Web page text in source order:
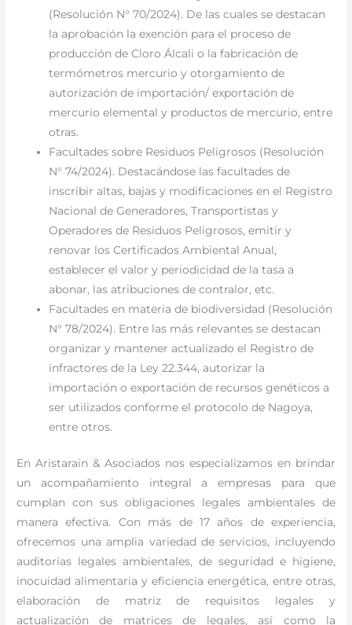
(Resolución N° 70/2024). De las cuales se destacan
la aprobación la exención para el proceso de
producción de Cloro Álcali o la fabricación de
termómetros mercurio y otorgamiento de
autorización de importación/ exportación de
mercurio elemental y productos de mercurio, entre
otras.
Facultades sobre Residuos Peligrosos (Resolución
N° 74/2024). Destacándose las facultades de
inscribir altas, bajas y modificaciones en el Registro
Nacional de Generadores, Transportistas y
Operadores de Residuos Peligrosos, emitir y
renovar los Certificados Ambiental Anual,
establecer el valor y periodicidad de la tasa a
abonar, las atribuciones de contralor, etc.
Facultades en materia de biodiversidad (Resolución
N° 78/2024). Entre las más relevantes se destacan
organizar y mantener actualizado el Registro de
infractores de la Ley 22.344, autorizar la
importación o exportación de recursos genéticos a
ser utilizados conforme el protocolo de Nagoya,
entre otros.
En Aristarain & Asociados nos especializamos en brindar
un acompañamiento integral a empresas para que
cumplan con sus obligaciones legales ambientales de
manera efectiva. Con más de 17 años de experiencia,
ofrecemos una amplia variedad de servicios, incluyendo
auditorías legales ambientales, de seguridad e higiene,
inocuidad alimentaria y eficiencia energética, entre otras,
elaboración de matriz de requisitos legales y
actualización de matrices de legales, así como la